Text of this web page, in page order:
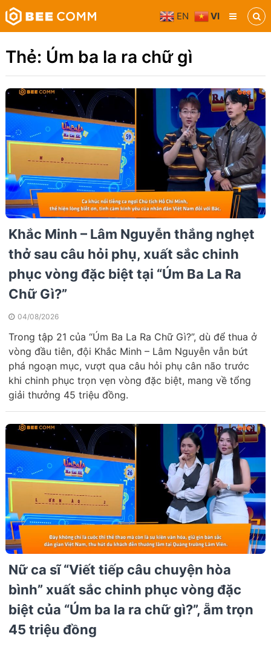
Skip
to
content
Bee
Comm
Truyền
thông
tiện
Thẻ: Úm ba la ra chữ gì
Khắc Minh – Lâm Nguyễn thắng nghẹt
thở sau câu hỏi phụ, xuất sắc chinh
phục vòng đặc biệt tại “Úm Ba La Ra
Chữ Gì?”
04/08/2026
Trong tập 21 của “Úm Ba La Ra Chữ Gì?”, dù để thua ở
vòng đầu tiên, đội Khắc Minh – Lâm Nguyễn vẫn bứt
phá ngoạn mục, vượt qua câu hỏi phụ cân não trước
khi chinh phục trọn vẹn vòng đặc biệt, mang về tổng
giải thưởng 45 triệu đồng.
Nữ ca sĩ “Viết tiếp câu chuyện hòa
bình” xuất sắc chinh phục vòng đặc
biệt của “Úm ba la ra chữ gì?”, ẵm trọn
45 triệu đồng
EN VI